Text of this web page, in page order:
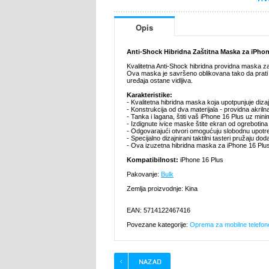
Opis
Anti-Shock Hibridna Zaštitna Maska za
Kvalitetna Anti-Shock hibridna providna maska
Ova maska je savršeno oblikovana tako da
uređaja ostane vidljiva.
Karakteristike:
- Kvalitetna hibridna maska koja upotpunjuje
- Konstrukcija od dva materijala - providna
- Tanka i lagana, štiti vaš iPhone 16 Plus uz
- Izdignute ivice maske štite ekran od
- Odgovarajući otvori omogućuju slobodnu
- Specijalno dizajnirani taktilni tasteri pružaju
- Ova izuzetna hibridna maska za iPhone 16
Kompatibilnost: iPhone 16 Plus
Pakovanje: Bulk
Zemlja proizvodnje: Kina
EAN: 5714122467416
Povezane kategorije: Oprema za mobilne